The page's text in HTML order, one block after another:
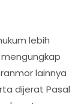
lebih
lainnya
dijerat Pasal